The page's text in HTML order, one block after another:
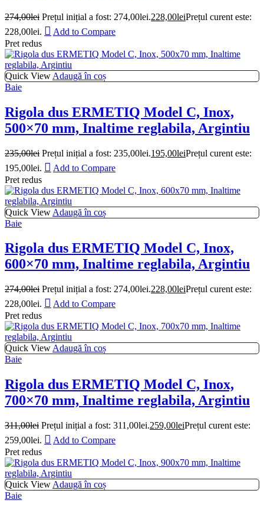
274,00lei Prețul inițial a fost: 274,00lei.228,00leiPrețul curent este:
228,00lei.
Add to Compare
Pret redus
Quick View Adaugă în coș
Baie
Rigola dus ERMETIQ Model C, Inox,
500×70 mm, Inaltime reglabila, Argintiu
235,00lei Prețul inițial a fost: 235,00lei.195,00leiPrețul curent este:
195,00lei.
Add to Compare
Pret redus
Quick View Adaugă în coș
Baie
Rigola dus ERMETIQ Model C, Inox,
600×70 mm, Inaltime reglabila, Argintiu
274,00lei Prețul inițial a fost: 274,00lei.228,00leiPrețul curent este:
228,00lei.
Add to Compare
Pret redus
Quick View Adaugă în coș
Baie
Rigola dus ERMETIQ Model C, Inox,
700×70 mm, Inaltime reglabila, Argintiu
311,00lei Prețul inițial a fost: 311,00lei.259,00leiPrețul curent este:
259,00lei.
Add to Compare
Pret redus
Quick View Adaugă în coș
Baie